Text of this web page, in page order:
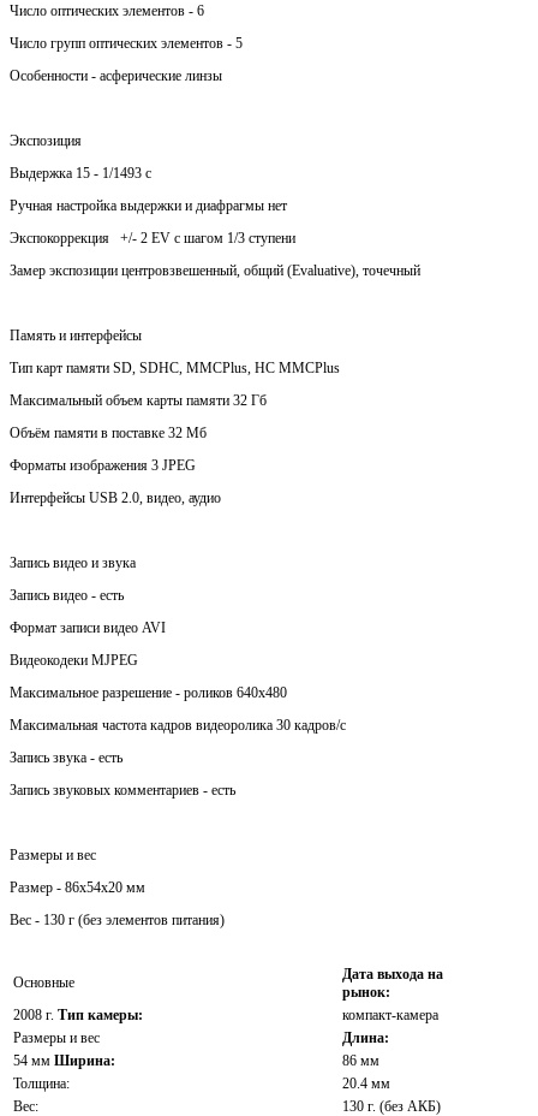
Число оптических элементов - 6
Число групп оптических элементов - 5
Особенности - асферические линзы
Экспозиция
Выдержка 15 - 1/1493 с
Ручная настройка выдержки и диафрагмы нет
Экспокоррекция +/- 2 EV с шагом 1/3 ступени
Замер экспозиции центровзвешенный, общий (Evaluative), точечный
Память и интерфейсы
Тип карт памяти SD, SDHC, MMCPlus, HC MMCPlus
Максимальный объем карты памяти 32 Гб
Объём памяти в поставке 32 Мб
Форматы изображения 3 JPEG
Интерфейсы USB 2.0, видео, аудио
Запись видео и звука
Запись видео - есть
Формат записи видео AVI
Видеокодеки MJPEG
Максимальное разрешение - роликов 640x480
Максимальная частота кадров видеоролика 30 кадров/с
Запись звука - есть
Запись звуковых комментариев - есть
Размеры и вес
Размер - 86x54x20 мм
Вес - 130 г (без элементов питания)
Основные
Дата выхода на
рынок:
2008 г. Тип камеры:
компакт-камера
Размеры и вес
Длина:
54 мм Ширина:
86 мм
Толщина:
20.4 мм
Вес:
130 г. (без АКБ)